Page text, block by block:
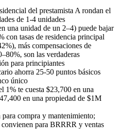
del prestamista A rondan el
de 1-4 unidades
una unidad de un 2–4) puede bajar
con tasas de residencia principal
más compensaciones de
son las verdaderas
para principiantes
ahorra 25-50 puntos básicos
único
1% te cuesta $23,700 en una
en una propiedad de $1M
compra y mantenimiento;
para BRRRR y ventas